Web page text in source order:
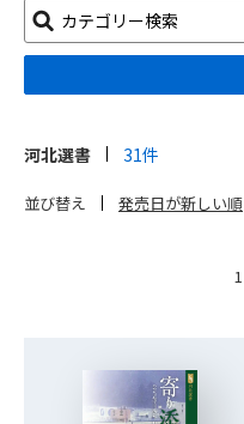
カテゴリー検索
河北選書 31件
並び替え 発売日が新しい順
1